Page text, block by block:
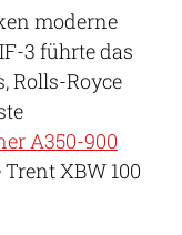
moderne
3 führte das
Rolls-Royce
A350-900
XBW 100